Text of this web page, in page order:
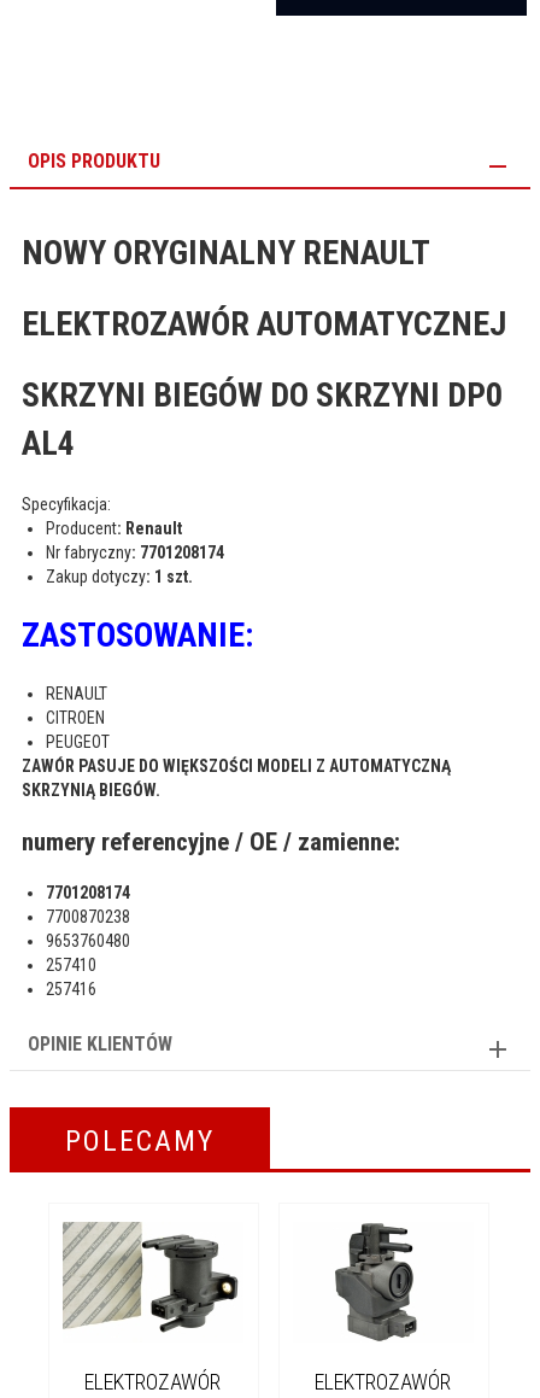
OPIS PRODUKTU
NOWY ORYGINALNY RENAULT
ELEKTROZAWÓR AUTOMATYCZNEJ
SKRZYNI BIEGÓW DO SKRZYNI DP0
AL4
Specyfikacja:
Producent: Renault
Nr fabryczny: 7701208174
Zakup dotyczy: 1 szt.
ZASTOSOWANIE:
RENAULT
CITROEN
PEUGEOT
ZAWÓR PASUJE DO WIĘKSZOŚCI MODELI Z AUTOMATYCZNĄ
SKRZYNIĄ BIEGÓW.
numery referencyjne / OE / zamienne:
7701208174
7700870238
9653760480
257410
257416
OPINIE KLIENTÓW
POLECAMY
ELEKTROZAWÓR
ELEKTROZAWÓR